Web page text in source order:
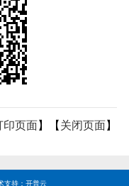
印页面】【 关闭页面】
支持：开普云